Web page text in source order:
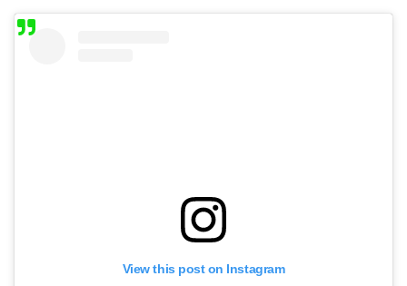
View this post on Instagram